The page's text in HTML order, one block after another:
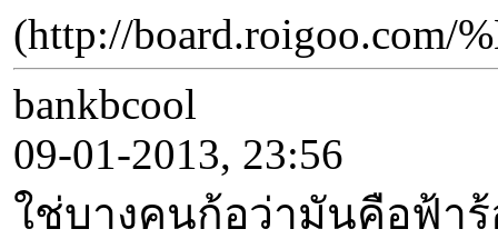
(http://board.roigoo.com/
bankbcool
09-01-2013, 23:56
ใช่บางคนก้อว่ามันคือฟ้าร้